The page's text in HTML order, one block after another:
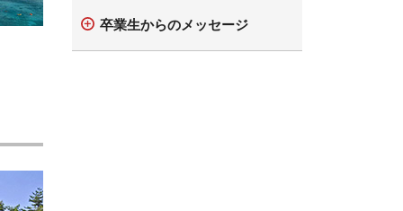
卒業生からのメッセージ